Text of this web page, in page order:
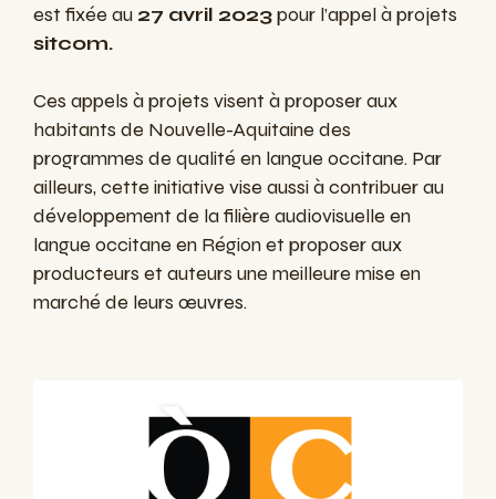
est fixée au 27 avril 2023pour l’appel à projets
sitcom.
Ces appels à projets visent à proposer aux
habitants de Nouvelle-Aquitaine des
programmes de qualité en langue occitane. Par
ailleurs, cette initiative vise aussi à contribuer au
développement de la filière audiovisuelle en
langue occitane en Région et proposer aux
producteurs et auteurs une meilleure mise en
marché de leurs œuvres.